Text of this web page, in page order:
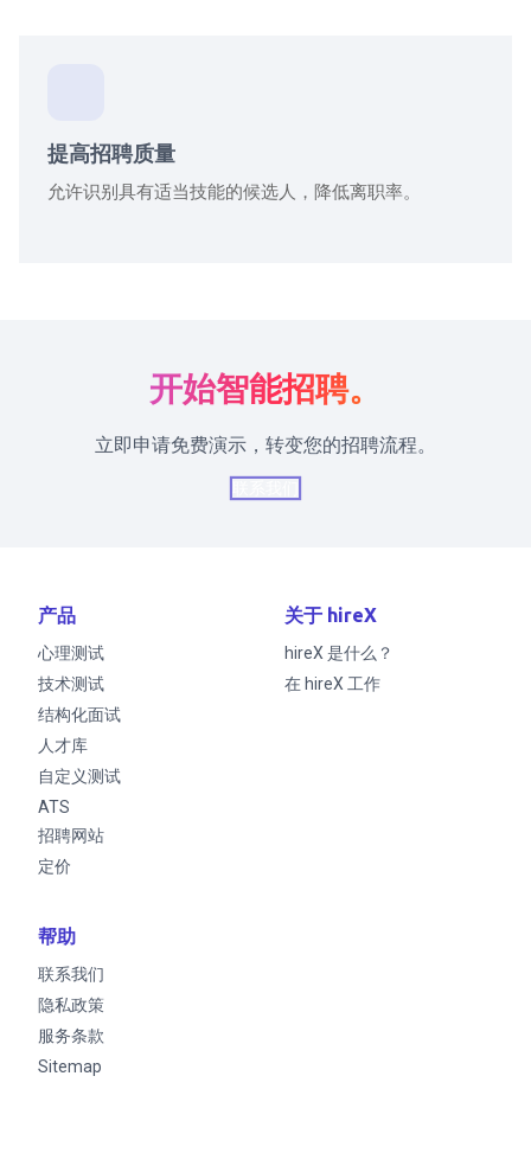
提高招聘质量
允许识别具有适当技能的候选人，降低离职率。
开始智能招聘。
立即申请免费演示，转变您的招聘流程。
产品
心理测试
技术测试
结构化面试
人才库
自定义测试
ATS
招聘网站
定价
关于 hireX
hireX 是什么？
在 hireX 工作
帮助
联系我们
隐私政策
服务条款
Sitemap